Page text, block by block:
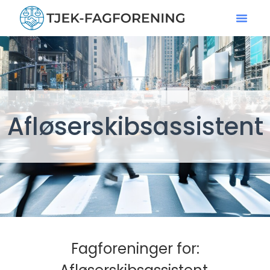
Afløserskibsassistent
Fagforeninger for: